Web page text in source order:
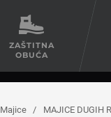
ZAŠTITNA
OBUĆA
Majice / MAJICE DUGIH